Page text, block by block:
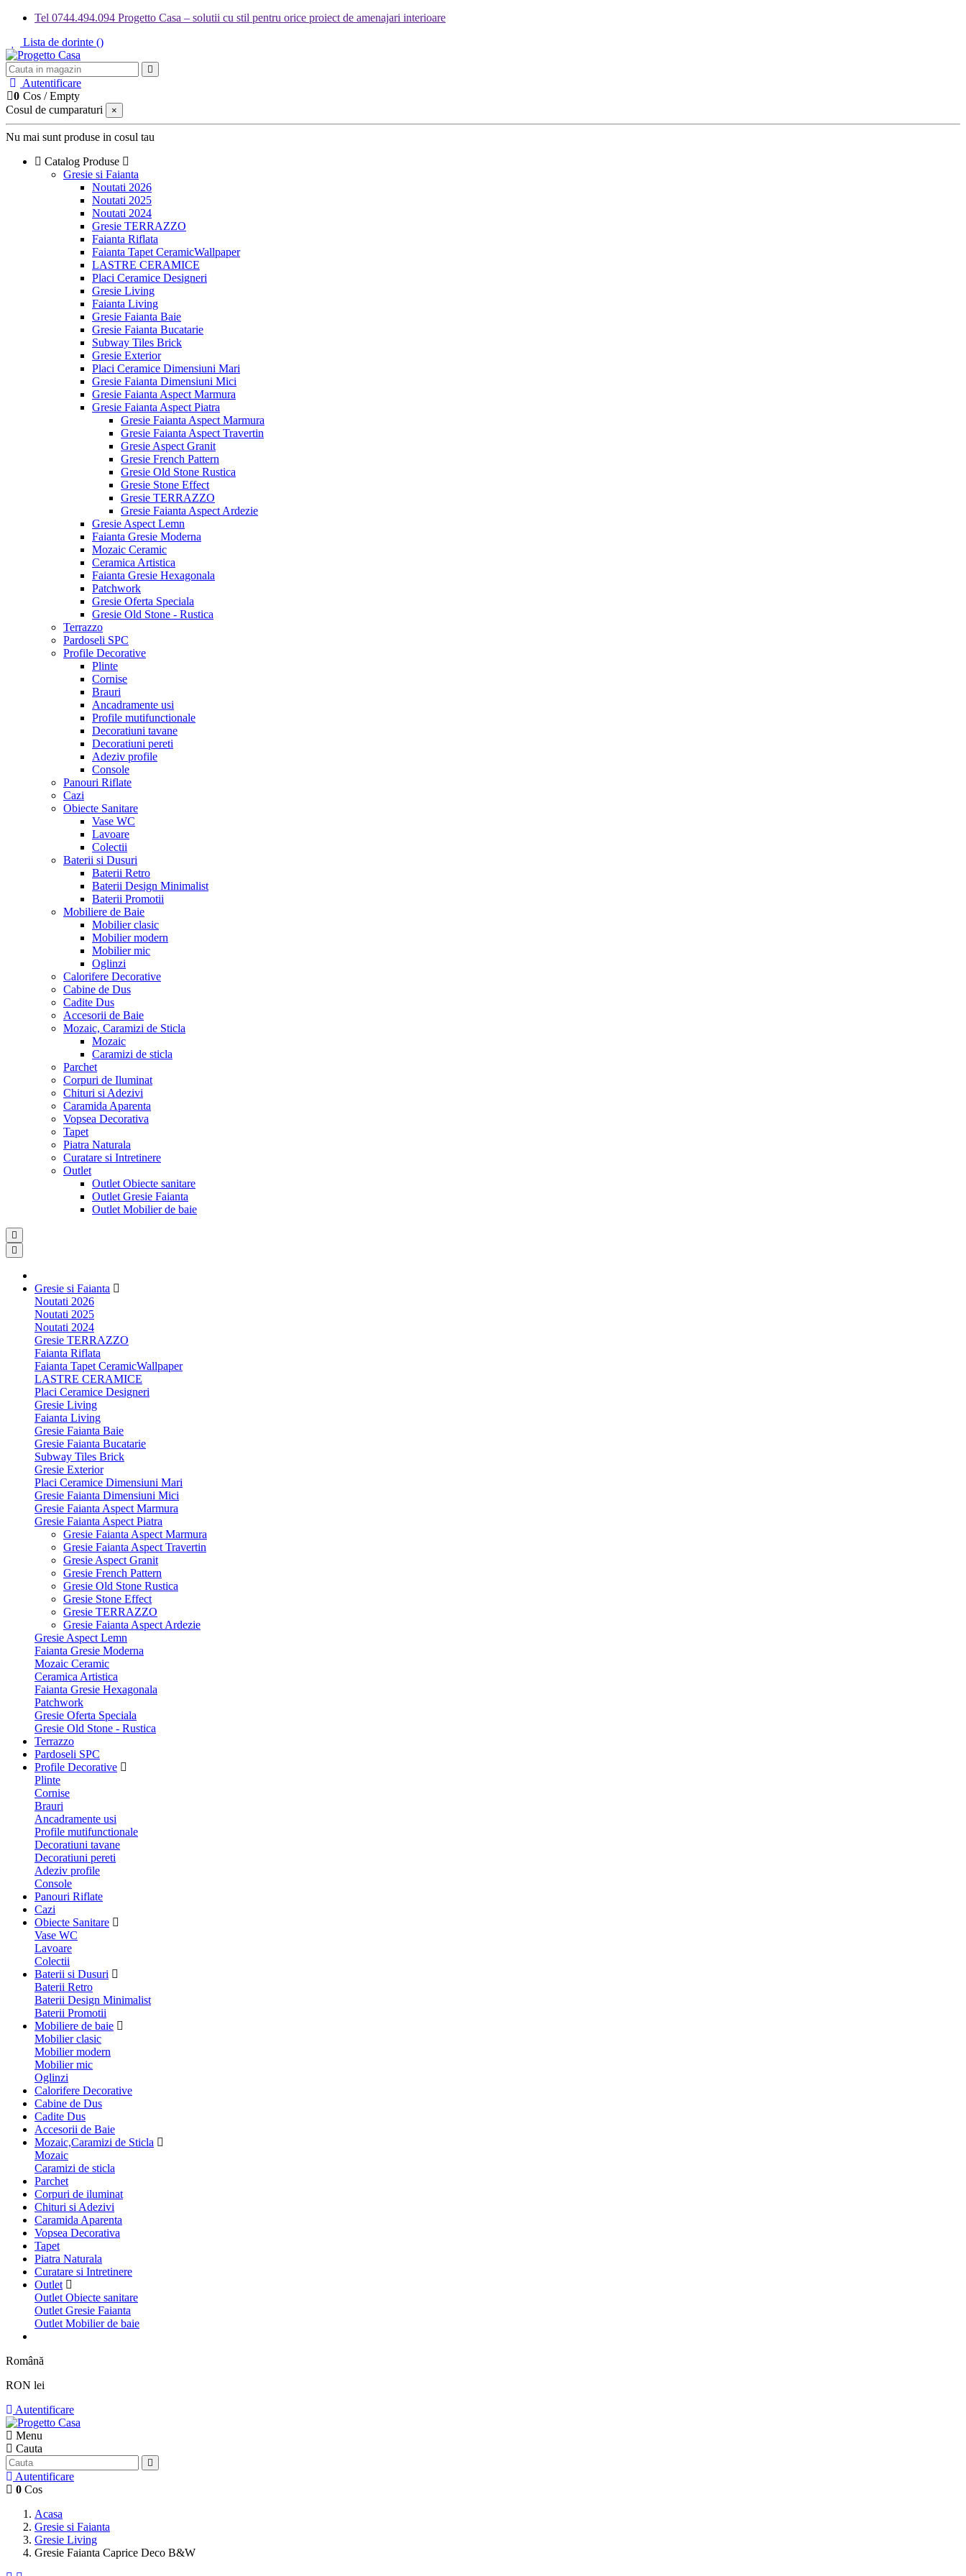
Tel 0744.494.094 Progetto Casa – solutii cu stil pentru orice proiect de amenajari interioare
Lista de dorinte ()
Autentificare
0 Cos /Empty
Cosul de cumparaturi
×
Nu mai sunt produse in cosul tau
Catalog Produse
Gresie si Faianta
Noutati 2026
Noutati 2025
Noutati 2024
Gresie TERRAZZO
Faianta Riflata
Faianta Tapet CeramicWallpaper
LASTRE CERAMICE
Placi Ceramice Designeri
Gresie Living
Faianta Living
Gresie Faianta Baie
Gresie Faianta Bucatarie
Subway Tiles Brick
Gresie Exterior
Placi Ceramice Dimensiuni Mari
Gresie Faianta Dimensiuni Mici
Gresie Faianta Aspect Marmura
Gresie Faianta Aspect Piatra
Gresie Faianta Aspect Marmura
Gresie Faianta Aspect Travertin
Gresie Aspect Granit
Gresie French Pattern
Gresie Old Stone Rustica
Gresie Stone Effect
Gresie TERRAZZO
Gresie Faianta Aspect Ardezie
Gresie Aspect Lemn
Faianta Gresie Moderna
Mozaic Ceramic
Ceramica Artistica
Faianta Gresie Hexagonala
Patchwork
Gresie Oferta Speciala
Gresie Old Stone - Rustica
Terrazzo
Pardoseli SPC
Profile Decorative
Plinte
Cornise
Brauri
Ancadramente usi
Profile mutifunctionale
Decoratiuni tavane
Decoratiuni pereti
Adeziv profile
Console
Panouri Riflate
Cazi
Obiecte Sanitare
Vase WC
Lavoare
Colectii
Baterii si Dusuri
Baterii Retro
Baterii Design Minimalist
Baterii Promotii
Mobiliere de Baie
Mobilier clasic
Mobilier modern
Mobilier mic
Oglinzi
Calorifere Decorative
Cabine de Dus
Cadite Dus
Accesorii de Baie
Mozaic, Caramizi de Sticla
Mozaic
Caramizi de sticla
Parchet
Corpuri de Iluminat
Chituri si Adezivi
Caramida Aparenta
Vopsea Decorativa
Tapet
Piatra Naturala
Curatare si Intretinere
Outlet
Outlet Obiecte sanitare
Outlet Gresie Faianta
Outlet Mobilier de baie
Gresie si Faianta
Noutati 2026
Noutati 2025
Noutati 2024
Gresie TERRAZZO
Faianta Riflata
Faianta Tapet CeramicWallpaper
LASTRE CERAMICE
Placi Ceramice Designeri
Gresie Living
Faianta Living
Gresie Faianta Baie
Gresie Faianta Bucatarie
Subway Tiles Brick
Gresie Exterior
Placi Ceramice Dimensiuni Mari
Gresie Faianta Dimensiuni Mici
Gresie Faianta Aspect Marmura
Gresie Faianta Aspect Piatra
Gresie Faianta Aspect Marmura
Gresie Faianta Aspect Travertin
Gresie Aspect Granit
Gresie French Pattern
Gresie Old Stone Rustica
Gresie Stone Effect
Gresie TERRAZZO
Gresie Faianta Aspect Ardezie
Gresie Aspect Lemn
Faianta Gresie Moderna
Mozaic Ceramic
Ceramica Artistica
Faianta Gresie Hexagonala
Patchwork
Gresie Oferta Speciala
Gresie Old Stone - Rustica
Terrazzo
Pardoseli SPC
Profile Decorative
Plinte
Cornise
Brauri
Ancadramente usi
Profile mutifunctionale
Decoratiuni tavane
Decoratiuni pereti
Adeziv profile
Console
Panouri Riflate
Cazi
Obiecte Sanitare
Vase WC
Lavoare
Colectii
Baterii si Dusuri
Baterii Retro
Baterii Design Minimalist
Baterii Promotii
Mobiliere de baie
Mobilier clasic
Mobilier modern
Mobilier mic
Oglinzi
Calorifere Decorative
Cabine de Dus
Cadite Dus
Accesorii de Baie
Mozaic,Caramizi de Sticla
Mozaic
Caramizi de sticla
Parchet
Corpuri de iluminat
Chituri si Adezivi
Caramida Aparenta
Vopsea Decorativa
Tapet
Piatra Naturala
Curatare si Intretinere
Outlet
Outlet Obiecte sanitare
Outlet Gresie Faianta
Outlet Mobilier de baie
Română
RON lei
Autentificare
Menu
Cauta
Autentificare
0 Cos
Acasa
Gresie si Faianta
Gresie Living
Gresie Faianta Caprice Deco B&W